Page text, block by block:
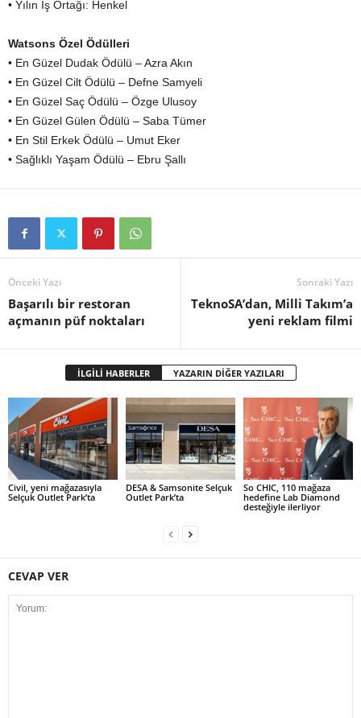
• Yılın İş Ortağı: Henkel
Watsons Özel Ödülleri
• En Güzel Dudak Ödülü – Azra Akın
• En Güzel Cilt Ödülü – Defne Samyeli
• En Güzel Saç Ödülü – Özge Ulusoy
• En Güzel Gülen Ödülü – Saba Tümer
• En Stil Erkek Ödülü – Umut Eker
• Sağlıklı Yaşam Ödülü – Ebru Şallı
Önceki Yazı
Başarılı bir restoran
açmanın püf noktaları
Sonraki Yazı
TeknoSA’dan, Milli Takım’a
yeni reklam filmi
İLGİLİ HABERLER YAZARIN DİĞER YAZILARI
Civil, yeni mağazasıyla
Selçuk Outlet Park’ta
DESA & Samsonite Selçuk
Outlet Park’ta
So CHIC, 110 mağaza
hedefine Lab Diamond
desteğiyle ilerliyor
CEVAP VER